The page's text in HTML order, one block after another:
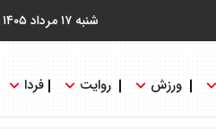
شنبه ۱۷ مرداد ۱۴۰۵
ورزش روایت فردا